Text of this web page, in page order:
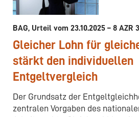
BAG, Urteil vom 23.10.2025 – 8 AZR
Gleicher Lohn für
stärkt den individuellen
Entgeltvergleich
Der Grundsatz der
zentralen Vorgaben des